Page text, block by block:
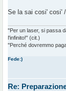
Se la sai cosi' cosi'
"Per un laser, si passa
l'infinito!" (cit.)
"Perché dovremmo
Fede:)
Re: